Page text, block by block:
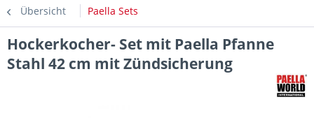
Übersicht Paella Sets
Hockerkocher- Set mit Paella Pfanne
Stahl 42 cm mit Zündsicherung